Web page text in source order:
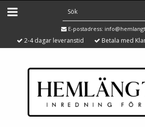
E-postadress:
2-4 dagar leveranstid Betala med